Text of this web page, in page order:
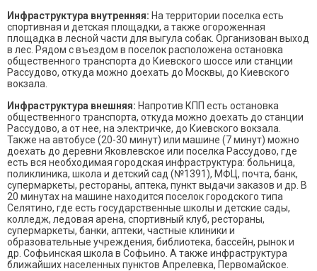
Инфраструктура внутренняя: На территории поселка есть
спортивная и детская площадки, а также огороженная
площадка в лесной части для выгула собак. Организован выход
в лес. Рядом с въездом в поселок расположена остановка
общественного транспорта до Киевского шоссе или станции
Рассудово, откуда можно доехать до Москвы, до Киевского
вокзала.
Инфраструктура внешняя: Напротив КПП есть остановка
общественного транспорта, откуда можно доехать до станции
Рассудово, а от нее, на электричке, до Киевского вокзала.
Также на автобусе (20-30 минут) или машине (7 минут) можно
доехать до деревни Яковлевское или поселка Рассудово, где
есть вся необходимая городская инфраструктура: больница,
поликлиника, школа и детский сад (№1391), МФЦ, почта, банк,
супермаркеты, рестораны, аптека, пункт выдачи заказов и др. В
20 минутах на машине находится поселок городского типа
Селятино, где есть государственные школы и детские сады,
колледж, ледовая арена, спортивный клуб, рестораны,
супермаркеты, банки, аптеки, частные клиники и
образовательные учреждения, библиотека, бассейн, рынок и
др. Софьинская школа в Софьино. А также инфраструктура
ближайших населенных пунктов Апрелевка, Первомайское.